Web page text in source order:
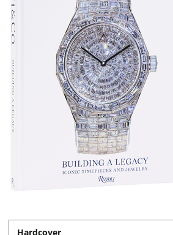
Hardcover